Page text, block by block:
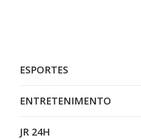
ESPORTES
ENTRETENIMENTO
JR 24H